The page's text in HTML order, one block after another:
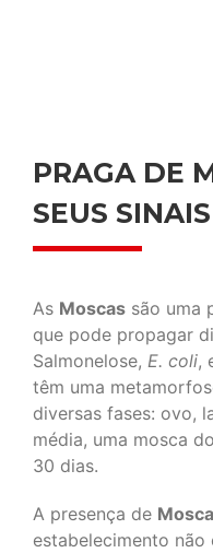
PRAGA DE
SEUS SINAIS
As Moscas são uma
que pode propagar
Salmonelose, E. coli,
têm uma
diversas fases: ovo,
média, uma mosca
30 dias.
A presença de
estabelecimento não